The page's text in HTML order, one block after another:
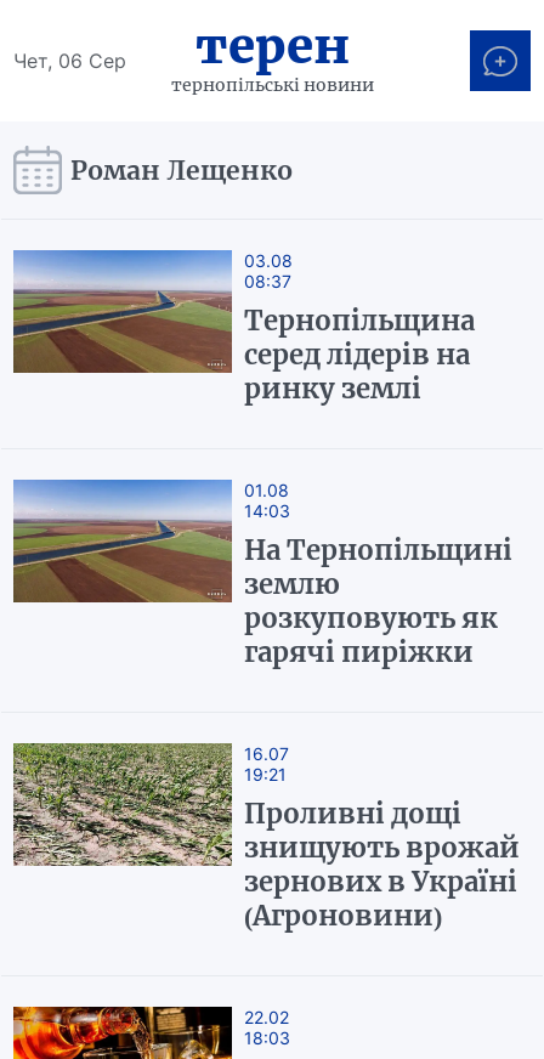
Чет, 06 Сер терен
тернопільські новини
Роман Лещенко
03.08
08:37
Тернопільщина
серед лідерів на
ринку землі
01.08
14:03
На Тернопільщині
землю
розкуповують як
гарячі пиріжки
16.07
19:21
Проливні дощі
знищують врожай
зернових в Україні
(Агроновини)
22.02
18:03